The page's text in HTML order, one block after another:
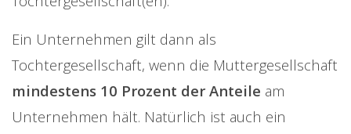
Ein Unternehmen gilt dann als
Tochtergesellschaft, wenn die Muttergesellschaft
mindestens 10 Prozent der Anteile am
Unternehmen hält. Natürlich ist auch ein